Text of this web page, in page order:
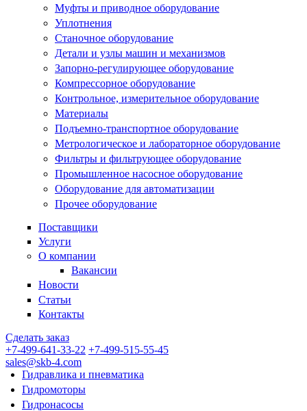
Муфты и приводное оборудование
Уплотнения
Станочное оборудование
Детали и узлы машин и механизмов
Запорно-регулирующее оборудование
Компрессорное оборудование
Контрольное, измерительное оборудование
Материалы
Подъемно-транспортное оборудование
Метрологическое и лабораторное оборудование
Фильтры и фильтрующее оборудование
Промышленное насосное оборудование
Оборудование для автоматизации
Прочее оборудование
Поставщики
Услуги
О компании
Вакансии
Новости
Статьи
Контакты
Сделать заказ
+7-499-641-33-22 +7-499-515-55-45
sales@skb-4.com
Гидравлика и пневматика
Гидромоторы
Гидронасосы